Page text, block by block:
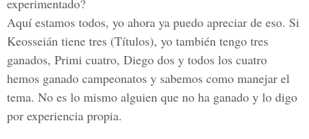
experimentado?
Aquí estamos todos, yo ahora ya puedo apreciar de eso. Si
Keosseián tiene tres (Títulos), yo también tengo tres
ganados, Primi cuatro, Diego dos y todos los cuatro
hemos ganado campeonatos y sabemos como manejar el
tema. No es lo mismo alguien que no ha ganado y lo digo
por experiencia propia.